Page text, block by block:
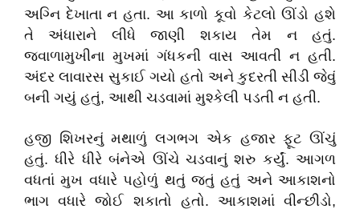
અગ્નિ દેખાતા ન હતા. આ કાળો કૂવો કેટલો ઊંડો હશે
તે અંધારાને લીધે જાણી શકાય તેમ ન હતું.
જ્વાળામુખીના મુખમાં ગંધકની વાસ આવતી ન હતી.
અંદર લાવારસ સુકાઈ ગયો હતો અને કુદરતી સીડી જેવું
બની ગયું હતું, આથી ચડવામાં મુશ્કેલી પડતી ન હતી.
હજી શિખરનું મથાળું લગભગ એક હજાર ફૂટ ઊંચું
હતું. ધીરે ધીરે બંનેએ ઊંચે ચડવાનું શરુ કર્યું. આગળ
વધતાં મુખ વધારે પહોળું થતું જતું હતું અને આકાશનો
ભાગ વધારે જોઈ શકાતો હતો. આકાશમાં વીન્છીડો,